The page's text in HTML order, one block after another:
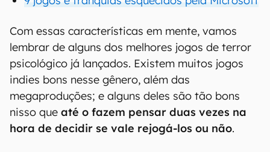
Com essas características em mente, vamos
lembrar de alguns dos melhores jogos de terror
psicológico já lançados. Existem muitos jogos
indies bons nesse gênero, além das
megaproduções; e alguns deles são tão bons
nisso que até o fazem pensar duas vezes na
hora de decidir se vale rejogá-los ou não.